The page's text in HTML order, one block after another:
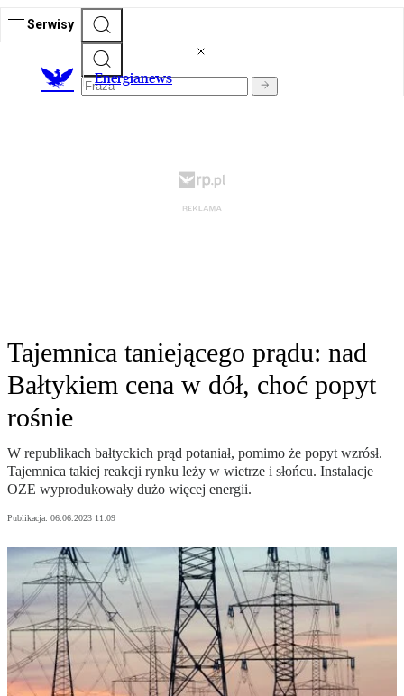
Serwisy
Energianews
Tajemnica taniejącego prądu: nad
Bałtykiem cena w dół, choć popyt
rośnie
W republikach bałtyckich prąd potaniał, pomimo że popyt wzrósł.
Tajemnica takiej reakcji rynku leży w wietrze i słońcu. Instalacje
OZE wyprodukowały dużo więcej energii.
Publikacja: 06.06.2023 11:09